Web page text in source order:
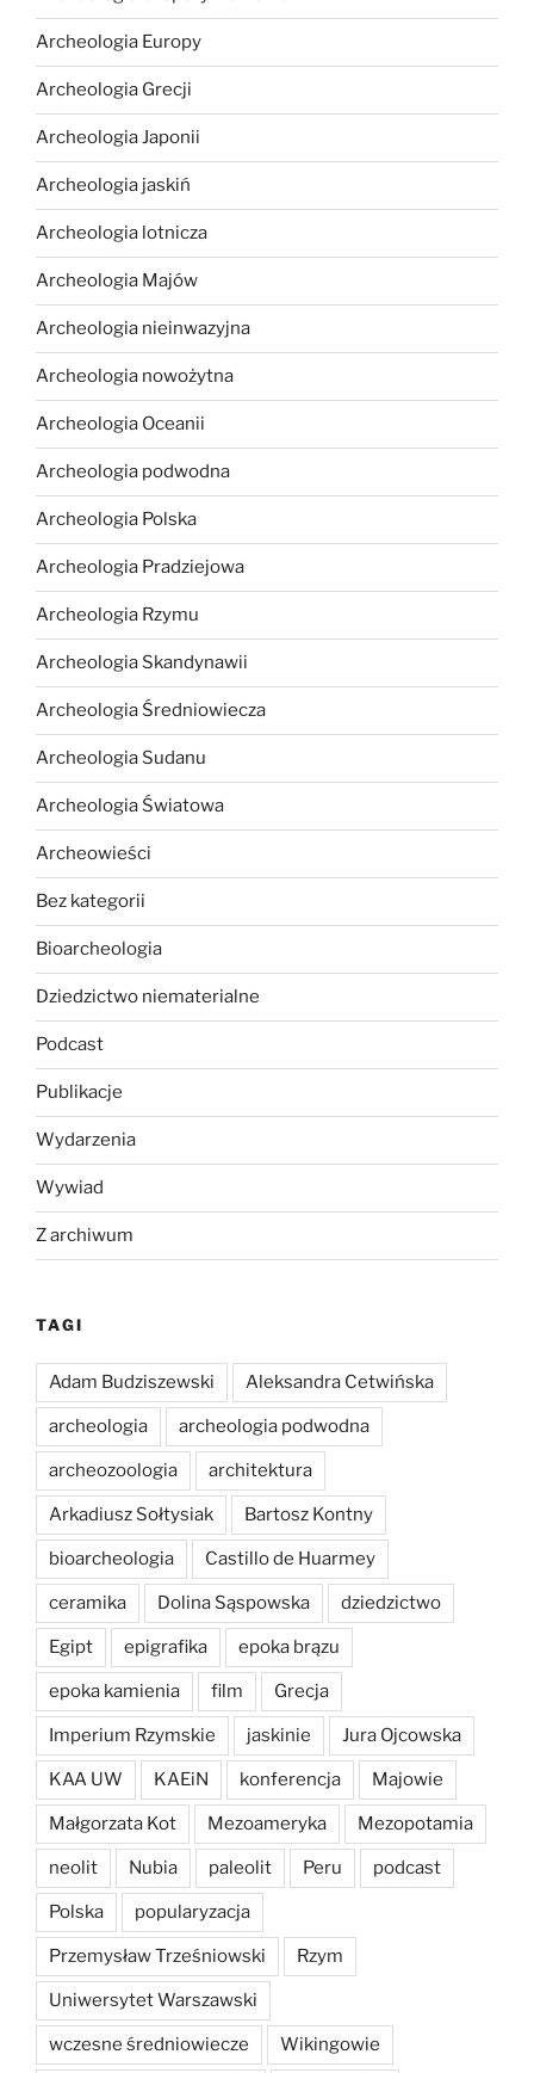
Archeologia Europy
Archeologia Grecji
Archeologia Japonii
Archeologia jaskiń
Archeologia lotnicza
Archeologia Majów
Archeologia nieinwazyjna
Archeologia nowożytna
Archeologia Oceanii
Archeologia podwodna
Archeologia Polska
Archeologia Pradziejowa
Archeologia Rzymu
Archeologia Skandynawii
Archeologia Średniowiecza
Archeologia Sudanu
Archeologia Światowa
Archeowieści
Bez kategorii
Bioarcheologia
Dziedzictwo niematerialne
Podcast
Publikacje
Wydarzenia
Wywiad
Z archiwum
TAGI
Adam Budziszewski Aleksandra Cetwińska
archeologia archeologia podwodna
archeozoologia architektura
Arkadiusz Sołtysiak Bartosz Kontny
bioarcheologia Castillo de Huarmey
ceramika Dolina Sąspowska dziedzictwo
Egipt epigrafika epoka brązu
epoka kamienia film Grecja
Imperium Rzymskie jaskinie Jura Ojcowska
KAA UW KAEiN konferencja Majowie
Małgorzata Kot Mezoameryka Mezopotamia
neolit Nubia paleolit Peru podcast
Polska popularyzacja
Przemysław Trześniowski Rzym
Uniwersytet Warszawski
wczesne średniowiecze Wikingowie